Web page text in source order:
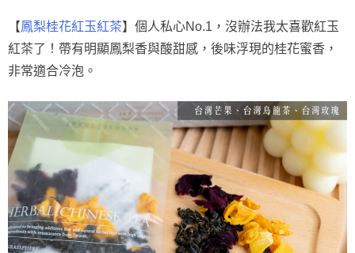
【鳳梨桂花紅玉紅茶】個人私心No.1，沒辦法我太喜歡紅玉
紅茶了！帶有明顯鳳梨香與酸甜感，後味浮現的桂花蜜香，
非常適合冷泡。